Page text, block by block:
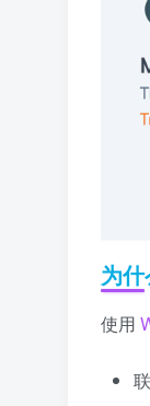
为
使用